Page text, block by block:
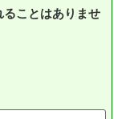
ることはありませ